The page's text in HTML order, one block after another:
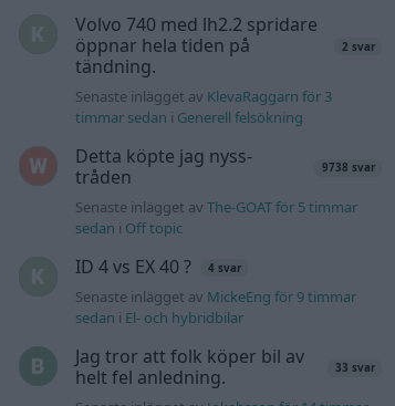
Volvo 740 med lh2.2 spridare
öppnar hela tiden på
tändning.
2 svar
Senaste inlägget av KlevaRaggarn för 3
timmar sedan i Generell felsökning
Detta köpte jag nyss-
tråden
9738 svar
Senaste inlägget avThe-GOAT för 5 timmar
sedan i Off topic
ID 4 vs EX 40 ? 4 svar
Senaste inlägget av MickeEng för 9 timmar
sedan i El- och hybridbilar
Jag tror att folk köper bil av
helt fel anledning.
33 svar